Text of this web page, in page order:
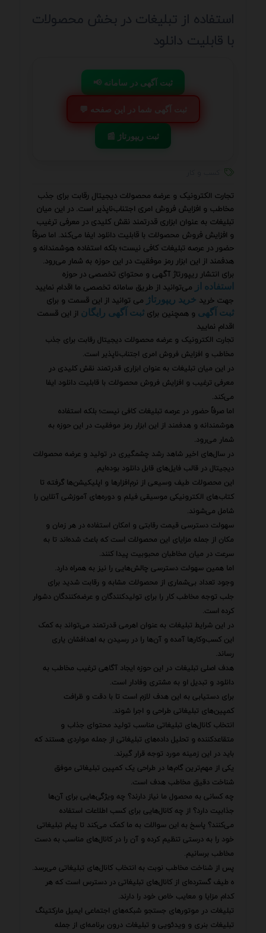
استفاده از تبلیغات در بخش محصولات
با قابلیت دانلود
📢 ثبت آگهی در سامانه
💬 ثبت آگهی شما در این صفحه
📰 ثبت ریپورتاژ
تجارت الکترونیک و عرضه محصولات دیجیتال رقابت برای جذب
مخاطب و افزایش فروش امری اجتناب‌ناپذیر است. در این میان
تبلیغات به عنوان ابزاری قدرتمند نقش کلیدی در معرفی ترغیب
و افزایش فروش محصولات با قابلیت دانلود ایفا می‌کند. اما صرفاً
حضور در عرصه تبلیغات کافی نیست؛ بلکه استفاده هوشمندانه و
هدفمند از این ابزار رمز موفقیت در این حوزه به شمار می‌رود.
برای انتشار ریپورتاژ آگهی و محتوای تخصصی در حوزه
استفاده از می‌توانید از طریق سامانه تخصصی ما اقدام نمایید
جهت خرید خرید ریپورتاژ می توانید از این قسمت و برای
ثبت آگهی و همچنین برای ثبت آگهی رایگان از این قسمت
اقدام نمایید
تجارت الکترونیک و عرضه محصولات دیجیتال رقابت برای جذب
مخاطب و افزایش فروش امری اجتناب‌ناپذیر است.
در این میان تبلیغات به عنوان ابزاری قدرتمند نقش کلیدی در
معرفی ترغیب و افزایش فروش محصولات با قابلیت دانلود ایفا
می‌کند.
اما صرفاً حضور در عرصه تبلیغات کافی نیست؛ بلکه استفاده
هوشمندانه و هدفمند از این ابزار رمز موفقیت در این حوزه به
شمار می‌رود.
در سال‌های اخیر شاهد رشد چشمگیری در تولید و عرضه محصولات
دیجیتال در قالب فایل‌های قابل دانلود بوده‌ایم.
این محصولات طیف وسیعی از نرم‌افزارها و اپلیکیشن‌ها گرفته تا
کتاب‌های الکترونیکی موسیقی فیلم و دوره‌های آموزشی آنلاین را
شامل می‌شوند.
سهولت دسترسی قیمت رقابتی و امکان استفاده در هر زمان و
مکان از جمله مزایای این محصولات است که باعث شده‌اند تا به
سرعت در میان مخاطبان محبوبیت پیدا کنند.
اما همین سهولت دسترسی چالش‌هایی را نیز به همراه دارد.
وجود تعداد بی‌شماری از محصولات مشابه و رقابت شدید برای
جلب توجه مخاطب کار را برای تولیدکنندگان و عرضه‌کنندگان دشوار
کرده است.
در این شرایط تبلیغات به عنوان اهرمی قدرتمند می‌تواند به کمک
این کسب‌وکارها آمده و آن‌ها را در رسیدن به اهدافشان یاری
رساند.
هدف اصلی تبلیغات در این حوزه ایجاد آگاهی ترغیب مخاطب به
دانلود و تبدیل او به مشتری وفادار است.
برای دستیابی به این هدف لازم است تا با دقت و ظرافت
کمپین‌های تبلیغاتی طراحی و اجرا شوند.
انتخاب کانال‌های تبلیغاتی مناسب تولید محتوای جذاب و
متقاعدکننده و تحلیل داده‌های تبلیغاتی از جمله مواردی هستند که
باید در این زمینه مورد توجه قرار گیرند.
یکی از مهم‌ترین گام‌ها در طراحی یک کمپین تبلیغاتی موفق
شناخت دقیق مخاطب هدف است.
چه کسانی به محصول ما نیاز دارند؟ چه ویژگی‌هایی برای آن‌ها
جذابیت دارد؟ از چه کانال‌هایی برای کسب اطلاعات استفاده
می‌کنند؟ پاسخ به این سوالات به ما کمک می‌کند تا پیام تبلیغاتی
خود را به درستی تنظیم کرده و آن را در کانال‌های مناسب به دست
مخاطب برسانیم.
پس از شناخت مخاطب نوبت به انتخاب کانال‌های تبلیغاتی می‌رسد.
ه طیف گسترده‌ای از کانال‌های تبلیغاتی در دسترس است که هر
کدام مزایا و معایب خاص خود را دارند.
تبلیغات در موتورهای جستجو شبکه‌های اجتماعی ایمیل مارکتینگ
تبلیغات بنری و ویدئویی و تبلیغات درون برنامه‌ای از جمله